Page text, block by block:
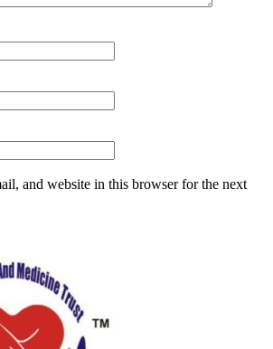
and website in this browser for the next